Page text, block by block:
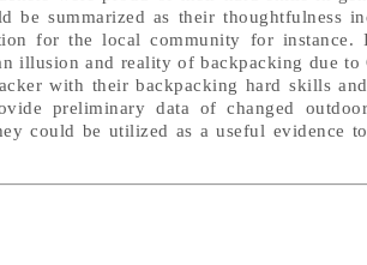
be summarized as their thoughtfulness
for the local community for instance.
illusion and reality of backpacking due to
with their backpacking hard skills
preliminary data of changed
could be utilized as a useful evidence